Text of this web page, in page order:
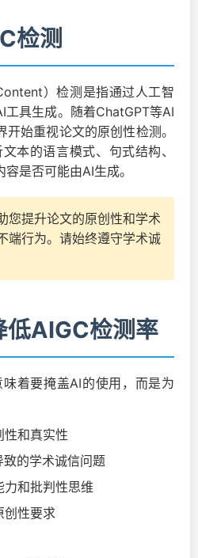
检测
）检测是指通过人工智
工具生成。随着ChatGPT等AI
始重视论文的原创性检测。
本的语言模式、句式结构、
是否可能由AI生成。
您提升论文的原创性和学术
端行为。请始终遵守学术诚
低AIGC检测率
着要掩盖AI的使用，而是为
性和真实性
的学术诚信问题
和批判性思维
创性要求